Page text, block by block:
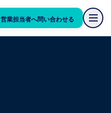
営業担当者へ問い合わせる